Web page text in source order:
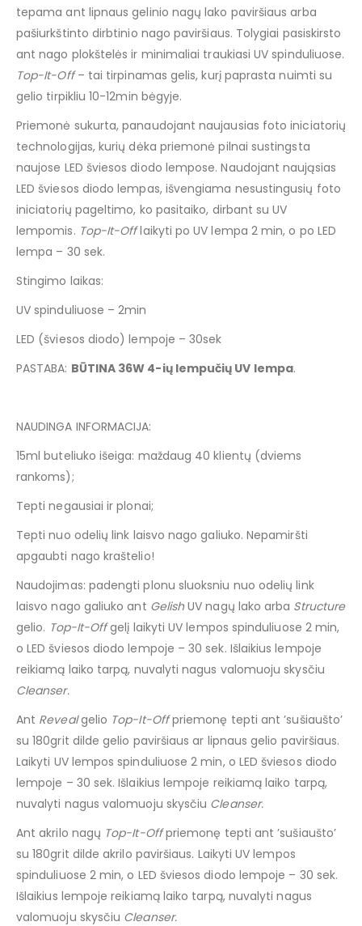
tepama ant lipnaus gelinio nagų lako paviršiaus arba
pašiurkštinto dirbtinio nago paviršiaus. Tolygiai pasiskirsto
ant nago plokštelės ir minimaliai traukiasi UV spinduliuose.
Top-It-Off– tai tirpinamas gelis, kurį paprasta nuimti su
gelio tirpikliu 10-12min bėgyje.
Priemonė sukurta, panaudojant naujausias foto iniciatorių
technologijas, kurių dėka priemonė pilnai sustingsta
naujose LED šviesos diodo lempose. Naudojant naująsias
LED šviesos diodo lempas, išvengiama nesustingusių foto
iniciatorių pageltimo, ko pasitaiko, dirbant su UV
lempomis. Top-It-Offlaikyti po UV lempa 2 min, o po LED
lempa – 30 sek.
Stingimo laikas:
UV spinduliuose – 2min
LED (šviesos diodo) lempoje – 30sek
PASTABA: BŪTINA 36W 4-ių lempučių UV lempa.
NAUDINGA INFORMACIJA:
15ml buteliuko išeiga: maždaug 40 klientų (dviems
rankoms);
Tepti negausiai ir plonai;
Tepti nuo odelių link laisvo nago galiuko. Nepamiršti
apgaubti nago kraštelio!
Naudojimas: padengti plonu sluoksniu nuo odelių link
laisvo nago galiuko ant GelishUV nagų lako arba Structure
gelio. Top-It-Offgelį laikyti UV lempos spinduliuose 2 min,
o LED šviesos diodo lempoje – 30 sek. Išlaikius lempoje
reikiamą laiko tarpą, nuvalyti nagus valomuoju skysčiu
Cleanser.
Ant Revealgelio Top-It-Offpriemonę tepti ant ’sušiaušto’
su 180grit dilde gelio paviršiaus ar lipnaus gelio paviršiaus.
Laikyti UV lempos spinduliuose 2 min, o LED šviesos diodo
lempoje – 30 sek. Išlaikius lempoje reikiamą laiko tarpą,
nuvalyti nagus valomuoju skysčiu Cleanser.
Ant akrilo nagų Top-It-Offpriemonę tepti ant ’sušiaušto’
su 180grit dilde akrilo paviršiaus. Laikyti UV lempos
spinduliuose 2 min, o LED šviesos diodo lempoje – 30 sek.
Išlaikius lempoje reikiamą laiko tarpą, nuvalyti nagus
valomuoju skysčiu Cleanser.